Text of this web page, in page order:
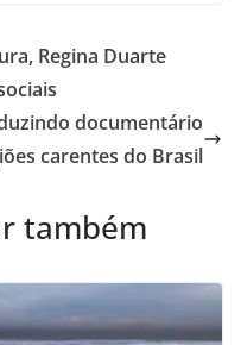
Regina Duarte
documentário
carentes do Brasil
também